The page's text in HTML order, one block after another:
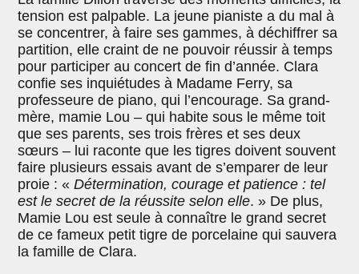
tension est palpable. La jeune pianiste a du mal à
se concentrer, à faire ses gammes, à déchiffrer sa
partition, elle craint de ne pouvoir réussir à temps
pour participer au concert de fin d’année. Clara
confie ses inquiétudes à Madame Ferry, sa
professeure de piano, qui l’encourage. Sa grand-
mère, mamie Lou – qui habite sous le même toit
que ses parents, ses trois frères et ses deux
sœurs – lui raconte que les tigres doivent souvent
faire plusieurs essais avant de s’emparer de leur
proie : «Détermination, courage et patience : tel
est le secret de la réussite selon elle. » De plus,
Mamie Lou est seule à connaître le grand secret
de ce fameux petit tigre de porcelaine qui sauvera
la famille de Clara.